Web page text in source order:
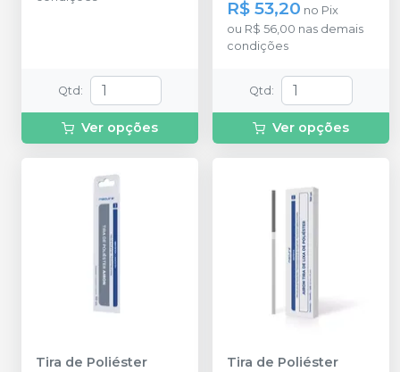
Qtd :
Ver opções
R$ 53,20 no Pix
ou R$ 56,00 nas demais
condições
Qtd :
Ver opções
Tira de Poliéster
Tira de Poliéster